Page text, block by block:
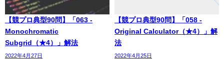
【競プロ典型90問】「063 -
Monochromatic
Subgrid（★4）」解法
2022年4月27日
【競プロ典型90問】「058 -
Original Calculator（★4）」解
法
2022年4月25日